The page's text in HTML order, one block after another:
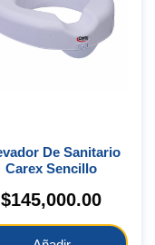
Carex Sencillo
$145,000.00